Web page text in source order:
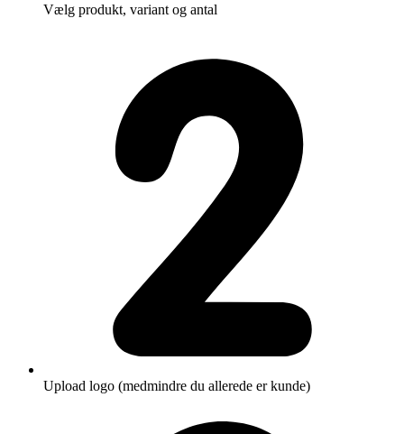
Vælg produkt, variant og antal
Upload logo (medmindre du allerede er kunde)